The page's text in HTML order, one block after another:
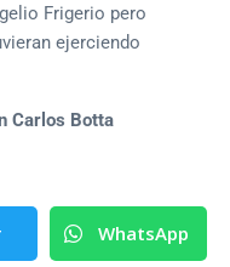
Frigerio pero
ejerciendo
Carlos Botta
WhatsApp